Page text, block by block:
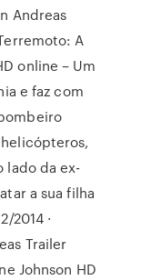
Andreas
A
online – Um
e faz com
lado da ex-
a sua filha
2014 ·
Trailer
Johnson HD